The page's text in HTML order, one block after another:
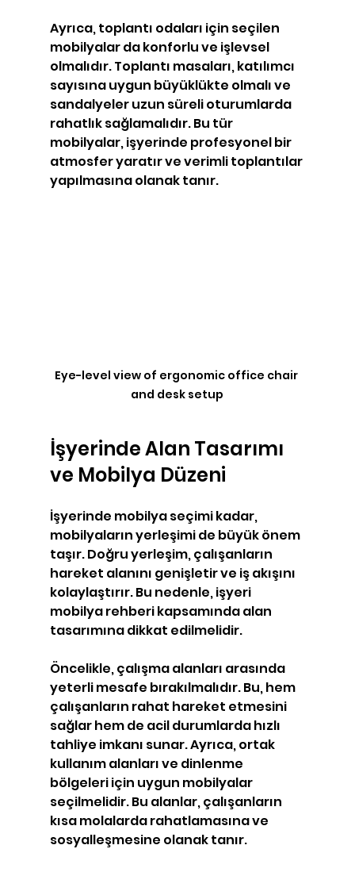
Ayrıca, toplantı odaları için seçilen
mobilyalar da konforlu ve işlevsel
olmalıdır. Toplantı masaları, katılımcı
sayısına uygun büyüklükte olmalı ve
sandalyeler uzun süreli oturumlarda
rahatlık sağlamalıdır. Bu tür
mobilyalar, işyerinde profesyonel bir
atmosfer yaratır ve verimli toplantılar
yapılmasına olanak tanır.
Eye-level view of ergonomic office chair
and desk setup
İşyerinde Alan Tasarımı
ve Mobilya Düzeni
İşyerinde mobilya seçimi kadar,
mobilyaların yerleşimi de büyük önem
taşır. Doğru yerleşim, çalışanların
hareket alanını genişletir ve iş akışını
kolaylaştırır. Bu nedenle, işyeri
mobilya rehberi kapsamında alan
tasarımına dikkat edilmelidir.
Öncelikle, çalışma alanları arasında
yeterli mesafe bırakılmalıdır. Bu, hem
çalışanların rahat hareket etmesini
sağlar hem de acil durumlarda hızlı
tahliye imkanı sunar. Ayrıca, ortak
kullanım alanları ve dinlenme
bölgeleri için uygun mobilyalar
seçilmelidir. Bu alanlar, çalışanların
kısa molalarda rahatlamasına ve
sosyalleşmesine olanak tanır.